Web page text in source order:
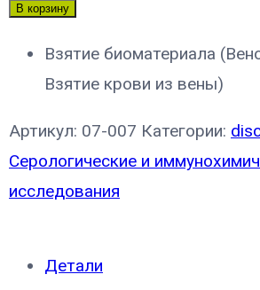
В корзину
Взятие биоматериала
Взятие крови из вены)
Артикул: 07-007 Категории:
Серологические и
исследования
Детали